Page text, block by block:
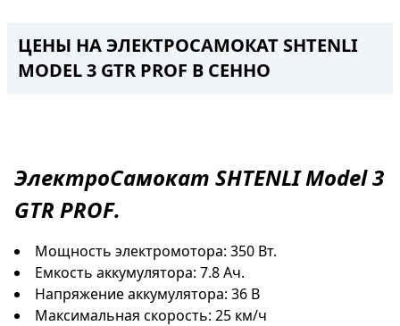
ЦЕНЫ НА ЭЛЕКТРОСАМОКАТ SHTENLI
MODEL 3 GTR PROF В СЕННО
ЭлектроСамокат SHTENLI Model 3
GTR PROF.
Мощность электромотора: 350 Вт.
Емкость аккумулятора: 7.8 Ач.
Напряжение аккумулятора: 36 В
Максимальная скорость: 25 км/ч